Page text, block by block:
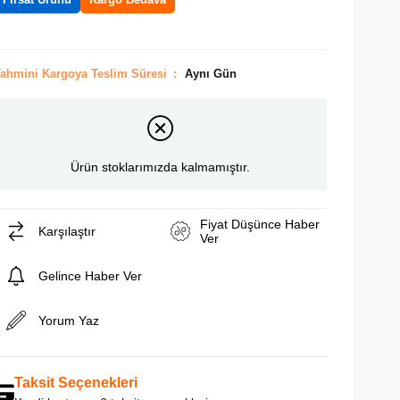
Kargoya Teslim Süresi : Aynı Gün
Ürün stoklarımızda kalmamıştır.
Karşılaştır
Fiyat Düşünce Haber
Ver
Gelince Haber Ver
Yorum Yaz
Taksit Seçenekleri